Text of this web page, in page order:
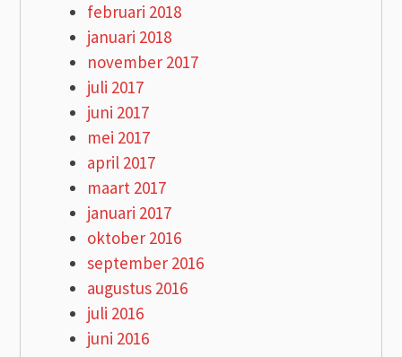
februari 2018
januari 2018
november 2017
juli 2017
juni 2017
mei 2017
april 2017
maart 2017
januari 2017
oktober 2016
september 2016
augustus 2016
juli 2016
juni 2016